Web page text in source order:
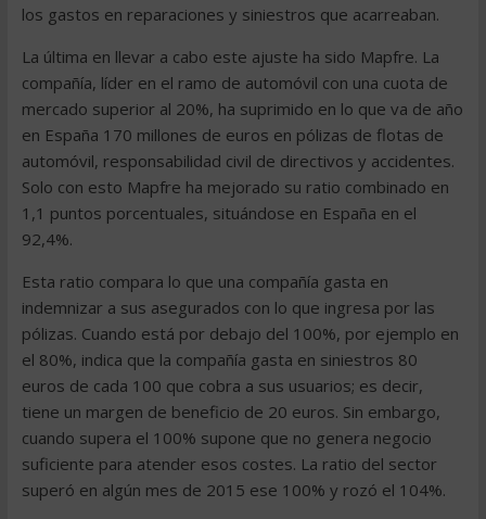
los gastos en reparaciones y siniestros que acarreaban.
La última en llevar a cabo este ajuste ha sido Mapfre. La
compañía, líder en el ramo de automóvil con una cuota de
mercado superior al 20%, ha suprimido en lo que va de año
en España 170 millones de euros en pólizas de flotas de
automóvil, responsabilidad civil de directivos y accidentes.
Solo con esto Mapfre ha mejorado su ratio combinado en
1,1 puntos porcentuales, situándose en España en el
92,4%.
Esta ratio compara lo que una compañía gasta en
indemnizar a sus asegurados con lo que ingresa por las
pólizas. Cuando está por debajo del 100%, por ejemplo en
el 80%, indica que la compañía gasta en siniestros 80
euros de cada 100 que cobra a sus usuarios; es decir,
tiene un margen de beneficio de 20 euros. Sin embargo,
cuando supera el 100% supone que no genera negocio
suficiente para atender esos costes. La ratio del sector
superó en algún mes de 2015 ese 100% y rozó el 104%.